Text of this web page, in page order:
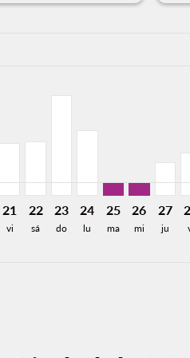
21
vi
22
sá
PVR–MEX, 23/08/
23
do
PVR–MEX, 24/08/
24
lu
PVR–MEX,
25
ma
26
mi
27
ju